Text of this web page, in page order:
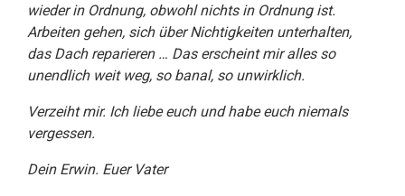
wieder in Ordnung, obwohl nichts in Ordnung ist.
Arbeiten gehen, sich über Nichtigkeiten unterhalten,
das Dach reparieren … Das erscheint mir alles so
unendlich weit weg, so banal, so unwirklich.
Verzeiht mir. Ich liebe euch und habe euch niemals
vergessen.
Dein Erwin. Euer Vater